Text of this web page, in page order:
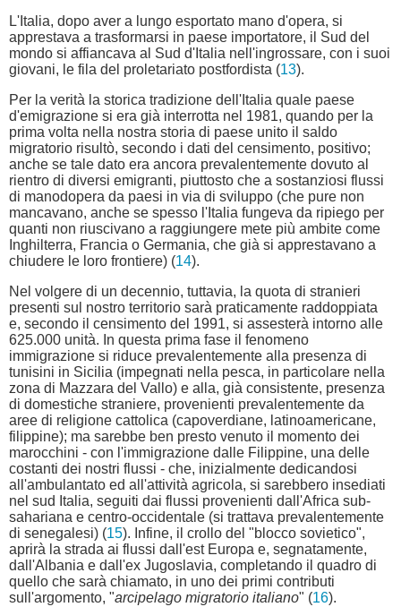
L'Italia, dopo aver a lungo esportato mano d'opera, si
apprestava a trasformarsi in paese importatore, il Sud del
mondo si affiancava al Sud d'Italia nell'ingrossare, con i suoi
giovani, le fila del proletariato postfordista (13).
Per la verità la storica tradizione dell'Italia quale paese
d'emigrazione si era già interrotta nel 1981, quando per la
prima volta nella nostra storia di paese unito il saldo
migratorio risultò, secondo i dati del censimento, positivo;
anche se tale dato era ancora prevalentemente dovuto al
rientro di diversi emigranti, piuttosto che a sostanziosi flussi
di manodopera da paesi in via di sviluppo (che pure non
mancavano, anche se spesso l'Italia fungeva da ripiego per
quanti non riuscivano a raggiungere mete più ambite come
Inghilterra, Francia o Germania, che già si apprestavano a
chiudere le loro frontiere) (14).
Nel volgere di un decennio, tuttavia, la quota di stranieri
presenti sul nostro territorio sarà praticamente raddoppiata
e, secondo il censimento del 1991, si assesterà intorno alle
625.000 unità. In questa prima fase il fenomeno
immigrazione si riduce prevalentemente alla presenza di
tunisini in Sicilia (impegnati nella pesca, in particolare nella
zona di Mazzara del Vallo) e alla, già consistente, presenza
di domestiche straniere, provenienti prevalentemente da
aree di religione cattolica (capoverdiane, latinoamericane,
filippine); ma sarebbe ben presto venuto il momento dei
marocchini - con l'immigrazione dalle Filippine, una delle
costanti dei nostri flussi - che, inizialmente dedicandosi
all'ambulantato ed all'attività agricola, si sarebbero insediati
nel sud Italia, seguiti dai flussi provenienti dall'Africa sub-
sahariana e centro-occidentale (si trattava prevalentemente
di senegalesi) (15). Infine, il crollo del "blocco sovietico",
aprirà la strada ai flussi dall'est Europa e, segnatamente,
dall'Albania e dall'ex Jugoslavia, completando il quadro di
quello che sarà chiamato, in uno dei primi contributi
sull'argomento, "arcipelago migratorio italiano" (16).